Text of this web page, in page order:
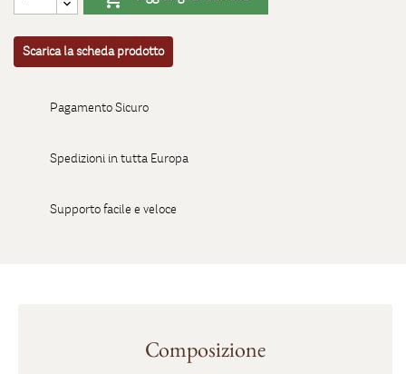
Scarica la scheda prodotto
Pagamento Sicuro
Spedizioni in tutta Europa
Supporto facile e veloce
Composizione